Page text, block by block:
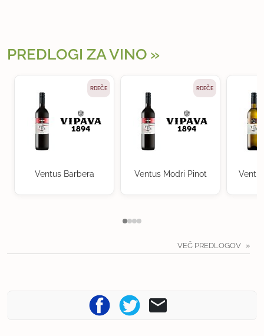
PREDLOGI ZA VINO
RDEČE
Ventus Barbera
RDEČE
Ventus Modri Pinot
VEČ PREDLOGOV